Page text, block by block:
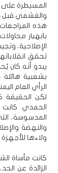
المسيطرة
والغشمي قبل
هذه
بانهيار
الإصلاحية،
تحقق
يبدو أنه كان
بشعبية
الرأي العام
لكن
الحمدي كانت
المدسوسة،
والنهضة
ولاءها للأجهزة
كانت مأساة
الزائدة عن